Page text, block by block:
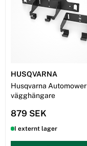
HUSQVARNA
Husqvarna Automower
vägghängare
879 SEK
I externt lager